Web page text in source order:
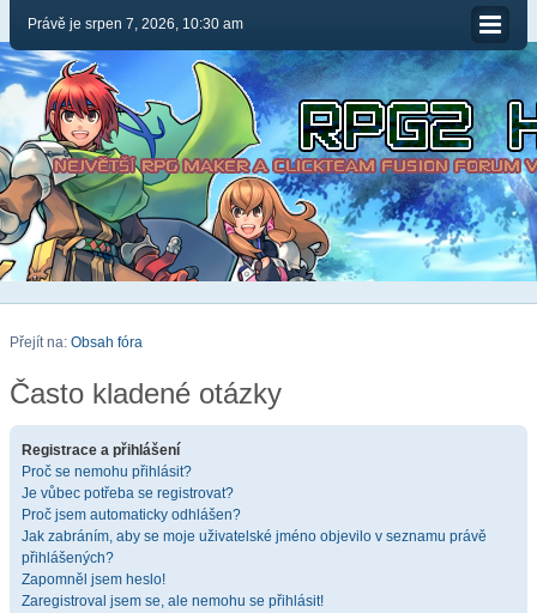
Právě je srpen 7, 2026, 10:30 am
Přejít na: Obsah fóra
Často kladené otázky
Registrace a přihlášení
Proč se nemohu přihlásit?
Je vůbec potřeba se registrovat?
Proč jsem automaticky odhlášen?
Jak zabráním, aby se moje uživatelské jméno objevilo v seznamu právě
přihlášených?
Zapomněl jsem heslo!
Zaregistroval jsem se, ale nemohu se přihlásit!